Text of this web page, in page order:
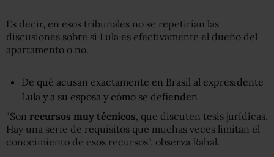
Es decir, en esos tribunales no se repetirían las
discusiones sobre si Lula es efectivamente el dueño del
apartamento o no.
De qué acusan exactamente en Brasil al expresidente
Lula y a su esposa y cómo se defienden
"Son recursos muy técnicos, que discuten tesis jurídicas.
Hay una serie de requisitos que muchas veces limitan el
conocimiento de esos recursos", observa Rahal.